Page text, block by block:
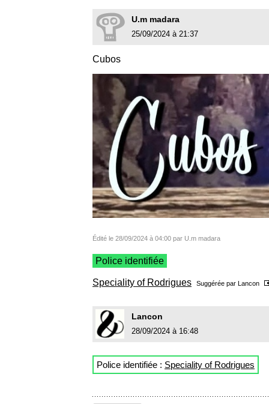
U.m madara
25/09/2024 à 21:37
Cubos
Édité le 28/09/2024 à 04:00 par U.m madara
Police identifiée
Speciality of Rodrigues Suggérée par Lancon
Lancon
28/09/2024 à 16:48
Police identifiée : Speciality of Rodrigues